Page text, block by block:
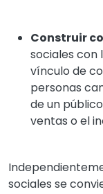
Construir
sociales
vínculo de
personas
de un
ventas o el
sociales se